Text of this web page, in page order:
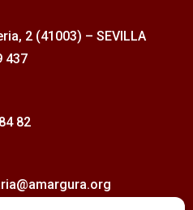
2 (41003) – SEVILLA
437
82